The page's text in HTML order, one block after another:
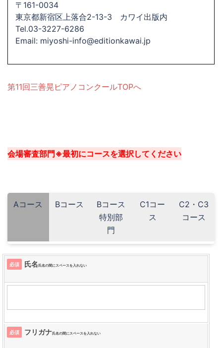
〒161-0034
東京都新宿区上落合2-13-3 カワイ出版内
Tel.03-3227-6286
Email: miyoshi-info@editionkawai.jp
第11回三善晃ピアノコンクールTOPへ
会場審査部門※最初にコースを選択してください
Aコース Bコース
Bコース
特別部
門
C1コー
ス
C2・C3
コース
必須 氏名氏名の間にスペースを入れない
必須 フリガナ氏名の間にスペースを入れない